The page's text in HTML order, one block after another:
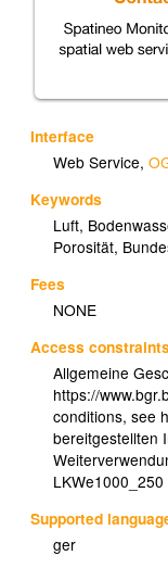
Interface
Web Service,
Keywords
Luft,
Porosität,
Fees
NONE
Access
Allgemeine
https://
conditions, see
bereitgestellten
Supported
ger